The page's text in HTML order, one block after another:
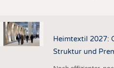
Heimtextil 2027:
Struktur und